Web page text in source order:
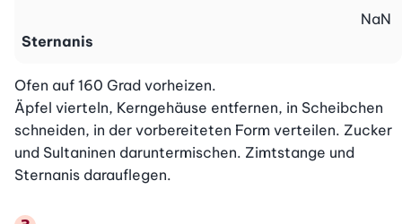
Sternanis
NaN
Ofen auf 160 Grad vorheizen.
Äpfel vierteln, Kerngehäuse entfernen, in Scheibchen
schneiden, in der vorbereiteten Form verteilen. Zucker
und Sultaninen daruntermischen. Zimtstange und
Sternanis darauflegen.